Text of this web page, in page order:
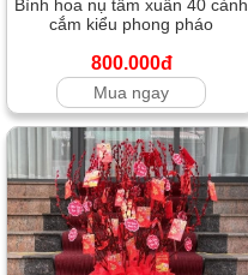
Bình hoa nụ tầm xuân 40 cành
cắm kiểu phong pháo
800.000đ
Mua ngay